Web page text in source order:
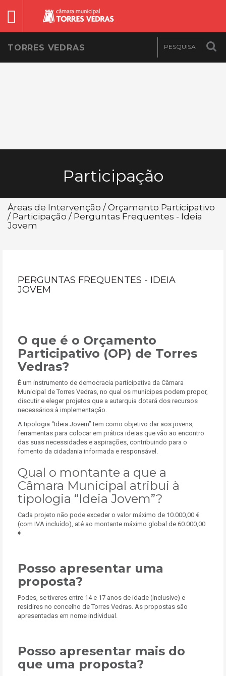
TORRES VEDRAS
Participação
Áreas de Intervenção / Orçamento Participativo
/ Participação / Perguntas Frequentes - Ideia
Jovem
PERGUNTAS FREQUENTES - IDEIA
JOVEM
O que é o Orçamento
Participativo (OP) de Torres
Vedras?
É um instrumento de democracia participativa da Câmara
Municipal de Torres Vedras, no qual os munícipes podem propor,
discutir e eleger projetos que a autarquia dotará dos recursos
necessários à implementação.
A tipologia “Ideia Jovem” tem como objetivo dar aos jovens,
ferramentas para colocar em prática ideias que vão ao encontro
das suas necessidades e aspirações, contribuindo para o
fomento da cidadania informada e responsável.
Qual o montante a que a
Câmara Municipal atribui à
tipologia “Ideia Jovem”?
Cada projeto não pode exceder o valor máximo de 10.000,00 €
(com IVA incluído), até ao montante máximo global de 60.000,00
€.
Posso apresentar uma
proposta?
Podes, se tiveres entre 14 e 17 anos de idade (inclusive) e
residires no concelho de Torres Vedras. As propostas são
apresentadas em nome individual.
Posso apresentar mais do
que uma proposta?